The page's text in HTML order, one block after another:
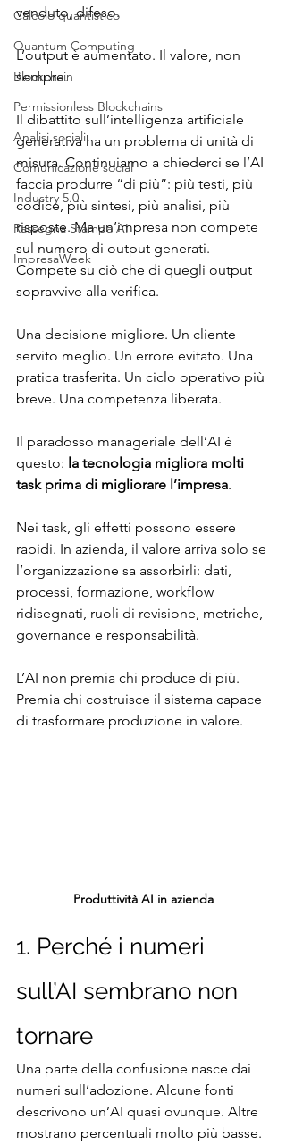
Calcolo quantistico
Quantum Computing
Blockchain
Permissionless Blockchains
Analisi sociali
Comunicazione social
Industry 5.0
Rassegna Stampa AI
ImpresaWeek
venduto, difeso.
L’output è aumentato. Il valore, non
sempre.
Il dibattito sull’intelligenza artificiale
generativa ha un problema di unità di
misura. Continuiamo a chiederci se l’AI
faccia produrre “di più”: più testi, più
codice, più sintesi, più analisi, più
risposte. Ma un’impresa non compete
sul numero di output generati.
Compete su ciò che di quegli output
sopravvive alla verifica.
Una decisione migliore. Un cliente
servito meglio. Un errore evitato. Una
pratica trasferita. Un ciclo operativo più
breve. Una competenza liberata.
Il paradosso manageriale dell’AI è
questo: la tecnologia migliora molti
task prima di migliorare l’impresa.
Nei task, gli effetti possono essere
rapidi. In azienda, il valore arriva solo se
l’organizzazione sa assorbirli: dati,
processi, formazione, workflow
ridisegnati, ruoli di revisione, metriche,
governance e responsabilità.
L’AI non premia chi produce di più.
Premia chi costruisce il sistema capace
di trasformare produzione in valore.
Produttività AI in azienda
1. Perché i numeri
sull’AI sembrano non
tornare
Una parte della confusione nasce dai
numeri sull’adozione. Alcune fonti
descrivono un’AI quasi ovunque. Altre
mostrano percentuali molto più basse.